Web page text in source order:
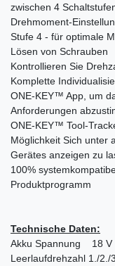
zwischen 4
Drehmoment-
Stufe 4 - für optimale
Lösen von Schrauben
Kontrollieren Sie
Komplette
ONE-KEY™ App, um
Anforderungen
ONE-KEY™ Tool-
Möglichkeit Sich unter
Gerätes anzeigen zu
100%
Produktprogramm
Technische Daten:
Akku Spannung 18 V
Leerlaufdrehzahl 1./